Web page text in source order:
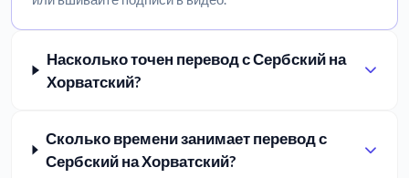
Насколько точен перевод с Сербский на
Хорватский?
Сколько времени занимает перевод с
Сербский на Хорватский?